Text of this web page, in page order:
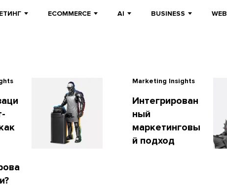
ECOMMERCE AI BUSINESS WEB
Marketing Insights
Интегрирован
ный
маркетинговы
й подход